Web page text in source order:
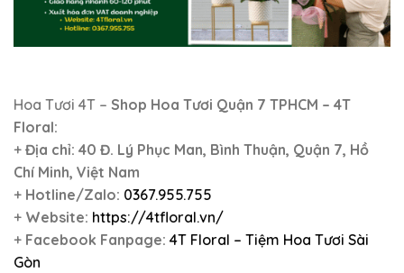
Hoa Tươi 4T – Shop Hoa Tươi Quận 7 TPHCM – 4T
Floral:
+ Địa chỉ: 40 Đ. Lý Phục Man, Bình Thuận, Quận 7, Hồ
Chí Minh, Việt Nam
+ Hotline/Zalo: 0367.955.755
+ Website: https://4tfloral.vn/
+ Facebook Fanpage: 4T Floral – Tiệm Hoa Tươi Sài
Gòn